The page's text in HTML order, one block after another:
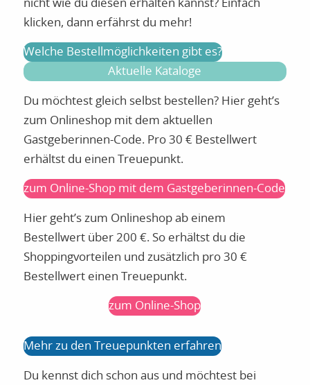
nicht wie du diesen erhalten kannst? Einfach
klicken, dann erfährst du mehr!
Welche Bestellmöglichkeiten gibt es?
Aktuelle Kataloge
Du möchtest gleich selbst bestellen? Hier geht’s
zum Onlineshop mit dem aktuellen
Gastgeberinnen-Code. Pro 30 € Bestellwert
erhältst du einen Treuepunkt.
zum Online-Shop mit dem Gastgeberinnen-Code
Hier geht’s zum Onlineshop ab einem
Bestellwert über 200 €. So erhältst du die
Shoppingvorteilen und zusätzlich pro 30 €
Bestellwert einen Treuepunkt.
zum Online-Shop
Mehr zu den Treuepunkten erfahren
Du kennst dich schon aus und möchtest bei